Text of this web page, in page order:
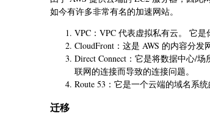
如今有许多非常有名的加速网站。
VPC：VPC 代表虚拟私有云。 它是
CloudFront：这是 AWS 的内容分发
Direct Connect：它是将数据中心/
联网的连接而导致的连接问题。
Route 53：它是一个云端的域名系统
迁移